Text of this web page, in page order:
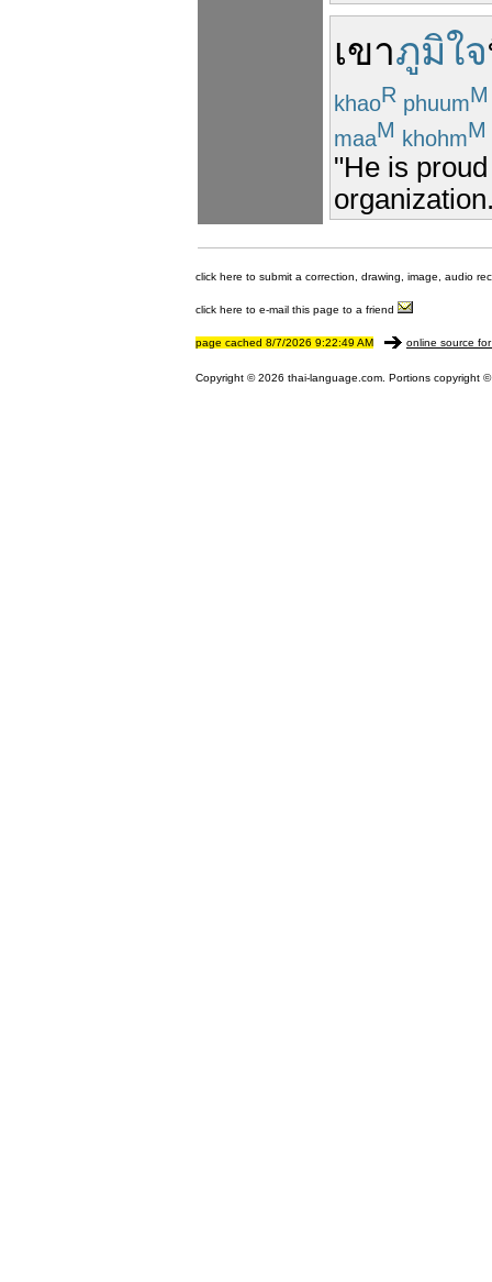
เขาภูมิใจ
khaoR phuumM
maaM khohmM
"He is
click here to submit a correction, drawing, image, audio
click here to e-mail this page to a friend
page cached 8/7/2026 9:22:49 AM online source
Copyright © 2026 thai-language.com. Portions copyright